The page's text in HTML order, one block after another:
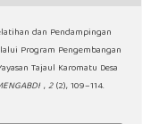
dan Pendampingan
Program Pengembangan
Tajaul Karomatu Desa
,2 (2), 109–114.